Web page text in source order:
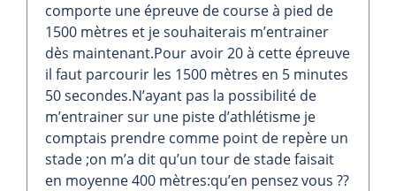
comporte une épreuve de course à pied de
1500 mètres et je souhaiterais m’entrainer
dès maintenant.Pour avoir 20 à cette épreuve
il faut parcourir les 1500 mètres en 5 minutes
50 secondes.N’ayant pas la possibilité de
m’entrainer sur une piste d’athlétisme je
comptais prendre comme point de repère un
stade ;on m’a dit qu’un tour de stade faisait
en moyenne 400 mètres:qu’en pensez vous ??